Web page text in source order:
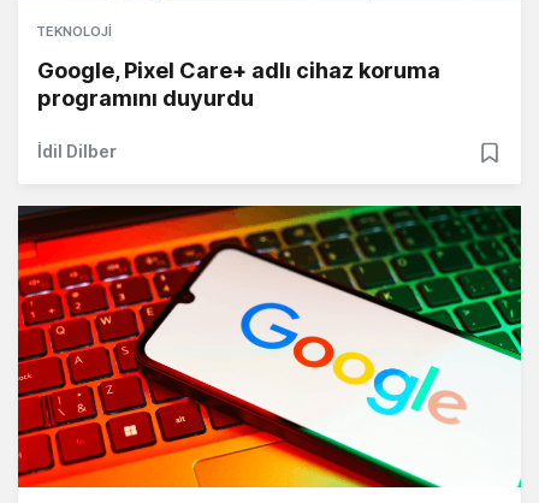
TEKNOLOJI
Google, Pixel Care+ adlı cihaz koruma
programını duyurdu
İdil Dilber